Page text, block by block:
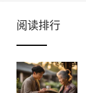
阅读排行